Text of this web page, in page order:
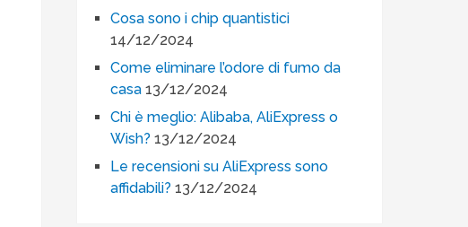
Cosa sono i chip quantistici
14/12/2024
Come eliminare l’odore di fumo da
casa 13/12/2024
Chi è meglio: Alibaba, AliExpress o
Wish? 13/12/2024
Le recensioni su AliExpress sono
affidabili? 13/12/2024